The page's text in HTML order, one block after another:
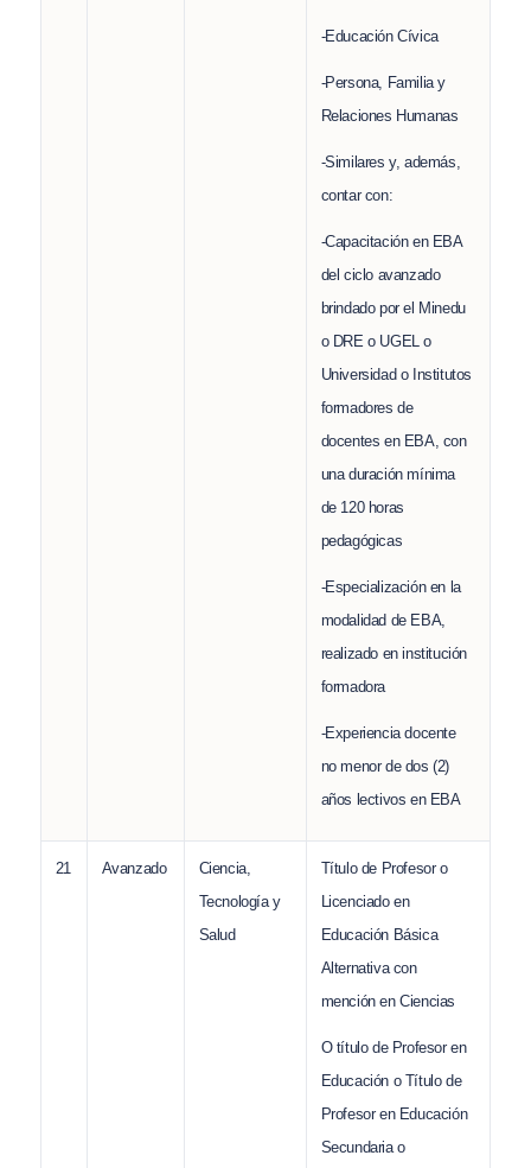
-Educación Cívica
-Persona, Familia y
Relaciones Humanas
-Similares y, además,
contar con:
-Capacitación en EBA
del ciclo avanzado
brindado por el Minedu
o DRE o UGEL o
Universidad o Institutos
formadores de
docentes en EBA, con
una duración mínima
de 120 horas
pedagógicas
-Especialización en la
modalidad de EBA,
realizado en institución
formadora
-Experiencia docente
no menor de dos (2)
años lectivos en EBA
21 Avanzado
Ciencia,
Tecnología y
Salud
Título de Profesor o
Licenciado en
Educación Básica
Alternativa con
mención en Ciencias
O título de Profesor en
Educación o Título de
Profesor en Educación
Secundaria o